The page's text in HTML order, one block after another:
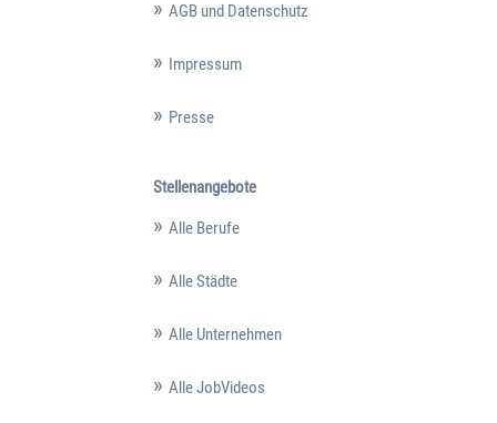
AGB und Datenschutz
Impressum
Presse
Stellenangebote
Alle Berufe
Alle Städte
Alle Unternehmen
Alle JobVideos